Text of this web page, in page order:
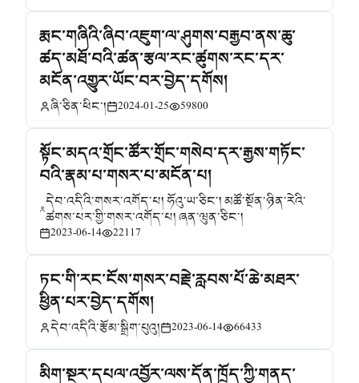
རྨང་གཞིའི་ཞིབ་འཇུག་ལ་ཤུགས་བརྒྱབ་ནས་ཆུ་
ཚད་མཐོ་བའི་ཚན་རྩལ་རང་ཚུགས་རང་དར་
མངོན་འགྱུར་ཡོང་བར་བྱེད་དགོས།
ཞི་ཅིན་ཕིང་། 2024-01-25 59800
སྟོང་མདའ་གྲོང་ཚོར་གྲོང་གསེབ་དར་རྒྱས་གཏོང་
བའི་རྣམ་པ་གསར་པ་མངོན་པ།
དེབ་འདིའི་གསར་འགོད་པ། ཧོའུ་ཡ་ཅིང་། མཚོ་སྔོན་ཉིན་རེའི་
ཚགས་པར་གྱི་གསར་འགོད་པ། ཞན་ཝུན་ཅིང་།
2023-06-14
22117
ཏང་གི་རང་ངོས་གསར་བརྗེ་རླབས་པོ་ཆེ་མཐར་
ཕྱིན་པར་བྱེད་དགོས།
དེབ་འདིའི་རྩོམ་སྒྲིག་པུའུ། 2023-06-14 66433
མིག་སྔར་དཔལ་འབྱོར་ལས་དོན་ཁྲོད་ཀྱི་གནད་